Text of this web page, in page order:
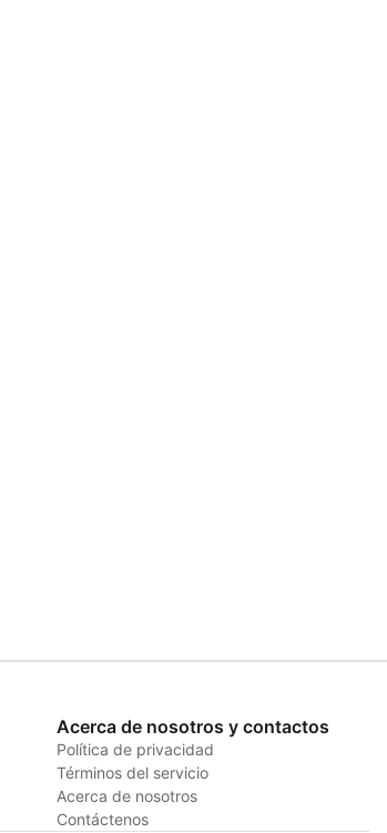
Acerca de nosotros y contactos
Política de privacidad
Términos del servicio
Acerca de nosotros
Contáctenos